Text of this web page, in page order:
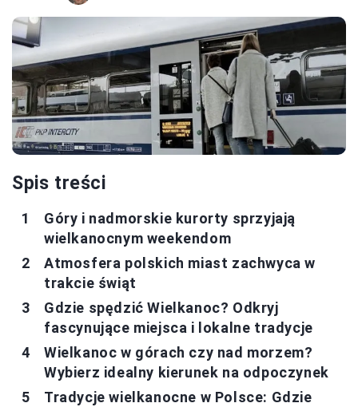
Spis treści
Góry i nadmorskie kurorty sprzyjają
wielkanocnym weekendom
Atmosfera polskich miast zachwyca w
trakcie świąt
Gdzie spędzić Wielkanoc? Odkryj
fascynujące miejsca i lokalne tradycje
Wielkanoc w górach czy nad morzem?
Wybierz idealny kierunek na odpoczynek
Tradycje wielkanocne w Polsce: Gdzie